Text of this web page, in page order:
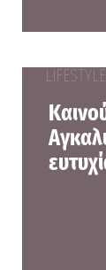
LIFESTYLE